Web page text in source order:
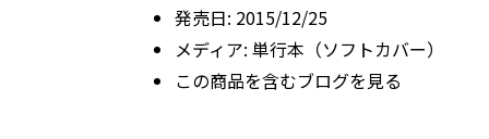
発売日: 2015/12/25
メディア: 単行本（ソフトカバー）
この商品を含むブログを見る